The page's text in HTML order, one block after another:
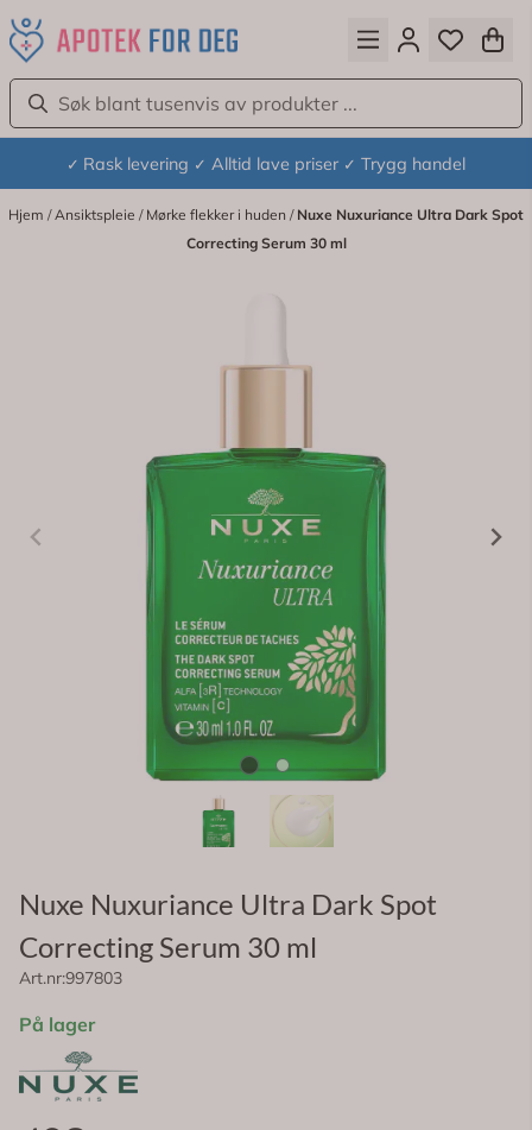
Hopp til innhold
✓ Rask levering ✓ Alltid lave priser ✓ Trygg handel
Hjem / Ansiktspleie / Mørke flekker i huden / Nuxe Nuxuriance Ultra Dark Spot
Correcting Serum 30 ml
Nuxe Nuxuriance Ultra Dark Spot
Correcting Serum 30 ml
Art.nr:997803
På lager